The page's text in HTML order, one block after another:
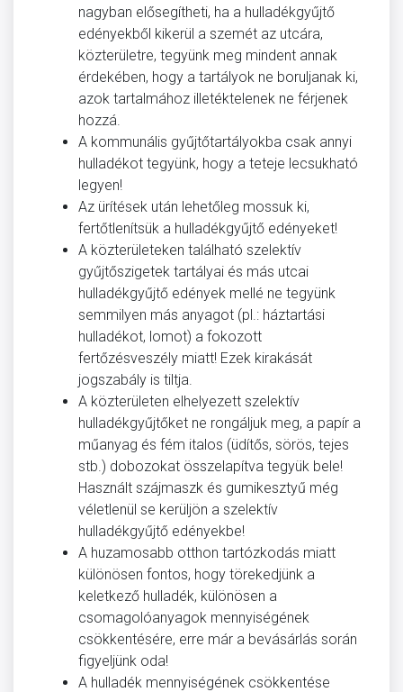
nagyban elősegítheti, ha a hulladékgyűjtő
edényekből kikerül a szemét az utcára,
közterületre, tegyünk meg mindent annak
érdekében, hogy a tartályok ne boruljanak ki,
azok tartalmához illetéktelenek ne férjenek
hozzá.
A kommunális gyűjtőtartályokba csak annyi
hulladékot tegyünk, hogy a teteje lecsukható
legyen!
Az ürítések után lehetőleg mossuk ki,
fertőtlenítsük a hulladékgyűjtő edényeket!
A közterületeken található szelektív
gyűjtőszigetek tartályai és más utcai
hulladékgyűjtő edények mellé ne tegyünk
semmilyen más anyagot (pl.: háztartási
hulladékot, lomot) a fokozott
fertőzésveszély miatt! Ezek kirakását
jogszabály is tiltja.
A közterületen elhelyezett szelektív
hulladékgyűjtőket ne rongáljuk meg, a papír a
műanyag és fém italos (üdítős, sörös, tejes
stb.) dobozokat összelapítva tegyük bele!
Használt szájmaszk és gumikesztyű még
véletlenül se kerüljön a szelektív
hulladékgyűjtő edényekbe!
A huzamosabb otthon tartózkodás miatt
különösen fontos, hogy törekedjünk a
keletkező hulladék, különösen a
csomagolóanyagok mennyiségének
csökkentésére, erre már a bevásárlás során
figyeljünk oda!
A hulladék mennyiségének csökkentése